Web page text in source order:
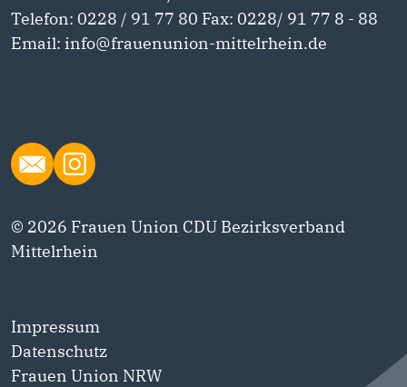
Telefon: 0228 / 91 77 80 Fax: 0228/ 91 77 8 - 88
Email: info@frauenunion-mittelrhein.de
© 2026 Frauen Union CDU Bezirksverband
Mittelrhein
Impressum
Datenschutz
Frauen Union NRW